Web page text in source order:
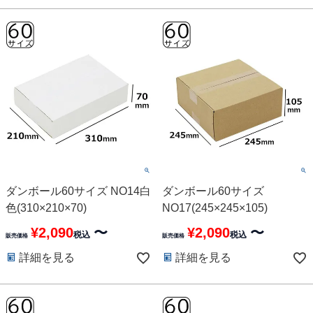
ダンボール60サイズ NO14白
色(310×210×70)
販売価格 ¥2,090税込 〜
詳細を見る
ダンボール60サイズ
NO17(245×245×105)
販売価格 ¥2,090税込 〜
詳細を見る